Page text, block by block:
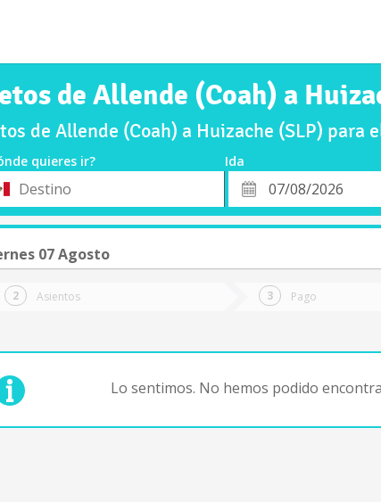
de Allende (Coah) a
de Allende (Coah) a Huizache (SLP)
quieres ir? Ida
Fecha
de
07 Agosto
Asientos Pago
Lo sentimos. No hemos podido